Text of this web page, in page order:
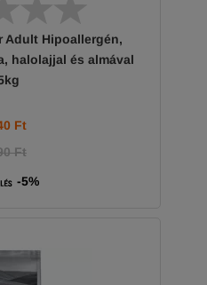
Adult Hipoallergén,
halolajjal és almával
Ft
Ft
-5%